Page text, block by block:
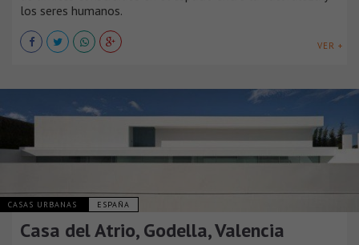
los seres humanos.
VER +
CASAS URBANAS ESPAÑA
Casa del Atrio, Godella, Valencia